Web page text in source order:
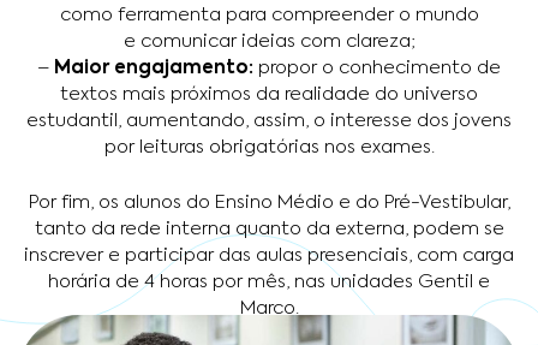
como ferramenta para compreender o mundo
e comunicar ideias com clareza;
– Maior engajamento: propor o conhecimento de
textos mais próximos da realidade do universo
estudantil, aumentando, assim, o interesse dos jovens
por leituras obrigatórias nos exames.
Por fim, os alunos do Ensino Médio e do Pré-Vestibular,
tanto da rede interna quanto da externa, podem se
inscrever e participar das aulas presenciais, com carga
horária de 4 horas por mês, nas unidades Gentil e
Marco.